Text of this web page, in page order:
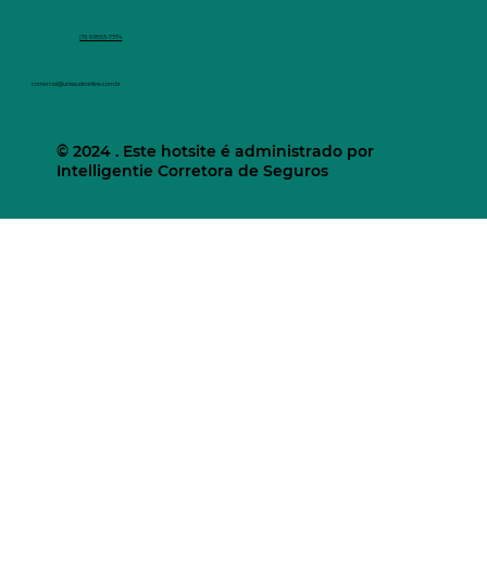
(11) 9.9553-7374
comercial@unisaudeonline.com.br
© 2024 . Este hotsite é administrado por
Intelligentie Corretora de Seguros